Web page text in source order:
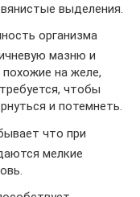
выделения.
организма
мазню и
похожие на желе,
чтобы
и потемнеть.
что при
мелкие